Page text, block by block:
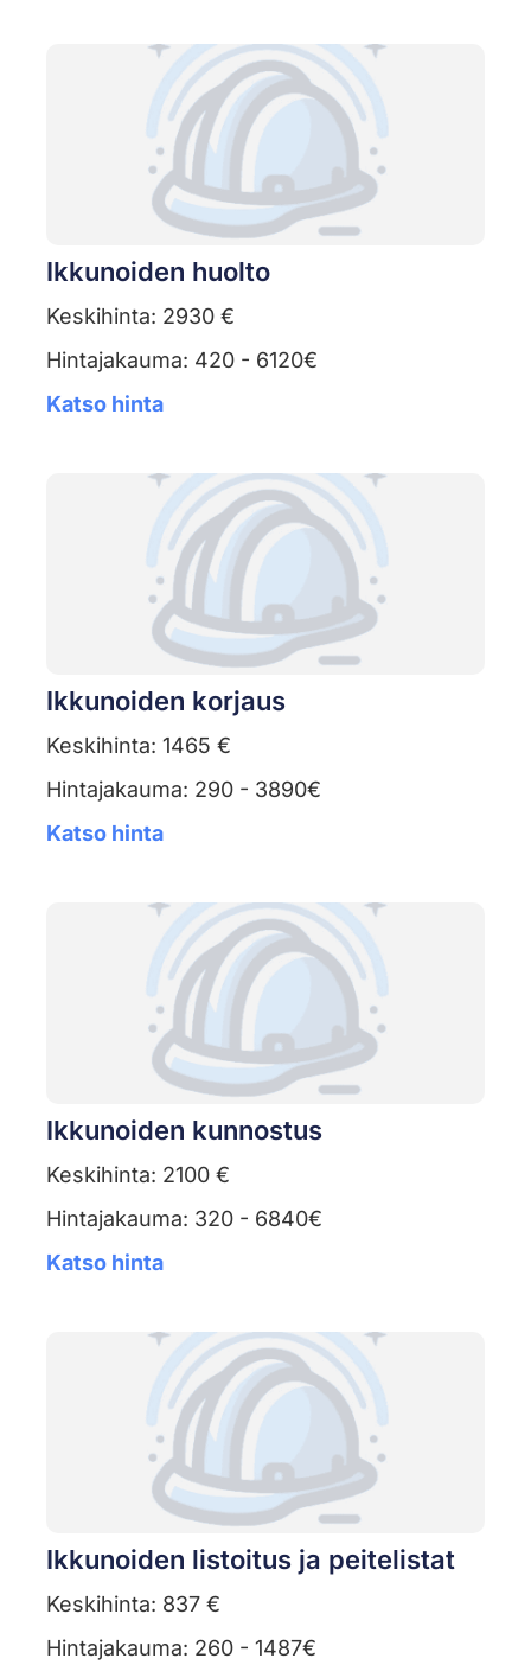
Ikkunoiden huolto
Keskihinta: 2930 €
Hintajakauma: 420 - 6120€
Katso hinta
Ikkunoiden korjaus
Keskihinta: 1465 €
Hintajakauma: 290 - 3890€
Katso hinta
Ikkunoiden kunnostus
Keskihinta: 2100 €
Hintajakauma: 320 - 6840€
Katso hinta
Ikkunoiden listoitus ja peitelistat
Keskihinta: 837 €
Hintajakauma: 260 - 1487€